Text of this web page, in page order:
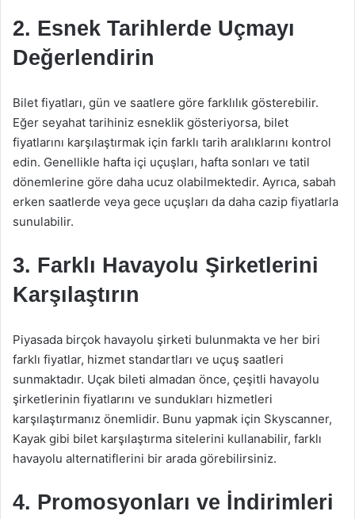
2. Esnek Tarihlerde Uçmayı
Değerlendirin
Bilet fiyatları, gün ve saatlere göre farklılık gösterebilir.
Eğer seyahat tarihiniz esneklik gösteriyorsa, bilet
fiyatlarını karşılaştırmak için farklı tarih aralıklarını kontrol
edin. Genellikle hafta içi uçuşları, hafta sonları ve tatil
dönemlerine göre daha ucuz olabilmektedir. Ayrıca, sabah
erken saatlerde veya gece uçuşları da daha cazip fiyatlarla
sunulabilir.
3. Farklı Havayolu Şirketlerini
Karşılaştırın
Piyasada birçok havayolu şirketi bulunmakta ve her biri
farklı fiyatlar, hizmet standartları ve uçuş saatleri
sunmaktadır. Uçak bileti almadan önce, çeşitli havayolu
şirketlerinin fiyatlarını ve sundukları hizmetleri
karşılaştırmanız önemlidir. Bunu yapmak için Skyscanner,
Kayak gibi bilet karşılaştırma sitelerini kullanabilir, farklı
havayolu alternatiflerini bir arada görebilirsiniz.
4. Promosyonları ve İndirimleri